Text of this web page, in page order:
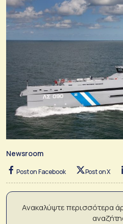
Newsroom
Post on Facebook Post on X
Ανακαλύψτε περισσότερα